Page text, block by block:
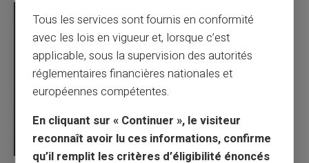
Tous les services sont fournis en conformité
avec les lois en vigueur et, lorsque c’est
applicable, sous la supervision des autorités
réglementaires financières nationales et
européennes compétentes.
En cliquant sur « Continuer », le visiteur
reconnaît avoir lu ces informations, confirme
qu’il remplit les critères d’éligibilité énoncés